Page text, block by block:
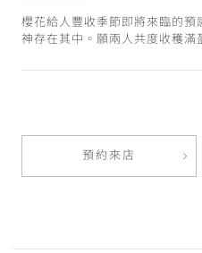
櫻花給人豐收季節即將來臨的
神存在其中。願兩人共度收穫滿
預約來店